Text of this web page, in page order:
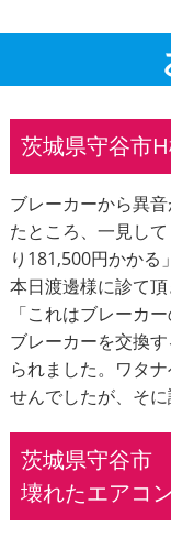
茨城県守谷市
ブレーカーから異
たところ、一見し
り181,500円かかる
本日渡邊様に診て
「これはブレーカ
ブレーカーを交換
られました。ワタ
せんでしたが、そ
茨城県守谷市
壊れたエアコ